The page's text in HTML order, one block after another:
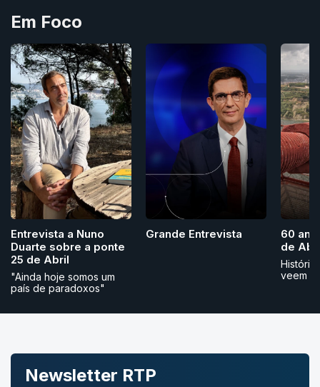
Em Foco
Entrevista a Nuno
Duarte sobre a ponte
25 de Abril
"Ainda hoje somos um
país de paradoxos"
Grande Entrevista
60
de
veem
Newsletter RTP